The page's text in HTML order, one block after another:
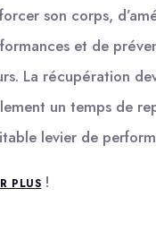
son corps,
et de
La récupération
un temps de
levier de
PLUS !